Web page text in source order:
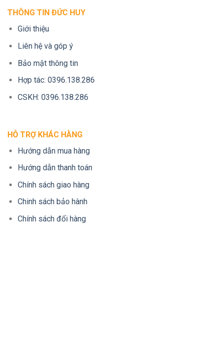
THÔNG TIN ĐỨC HUY
Giới thiệu
Liên hệ và góp ý
Bảo mật thông tin
Hợp tác: 0396.138.286
CSKH: 0396.138.286
HỖ TRỢ KHÁC HÀNG
Hướng dẫn mua hàng
Hướng dẫn thanh toán
Chính sách giao hàng
Chinh sách bảo hành
Chính sách đổi hàng